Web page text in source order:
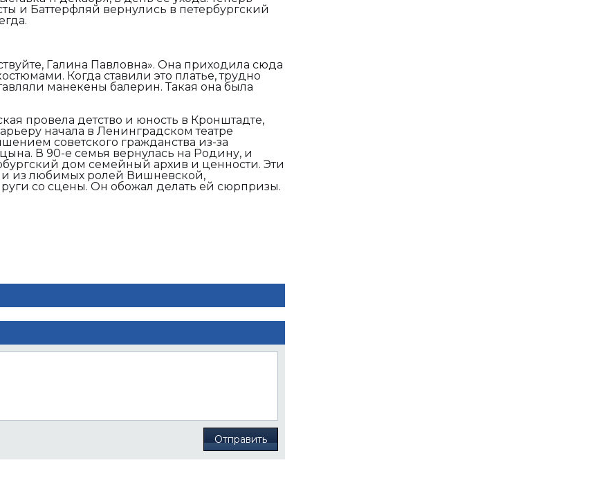
и Баттерфляй вернулись в петербургский
Галина Павловна». Она приходила сюда
Когда ставили это платье, трудно
манекены балерин. Такая она была
провела детство и юность в Кронштадте,
начала в Ленинградском театре
советского гражданства из-за
В 90-е семья вернулась на Родину, и
дом семейный архив и ценности. Эти
из любимых ролей Вишневской,
со сцены. Он обожал делать ей сюрпризы.
Отправить